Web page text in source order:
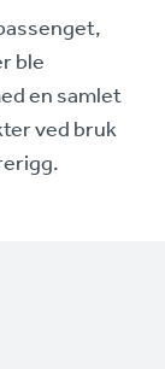
ble
en samlet
ved bruk